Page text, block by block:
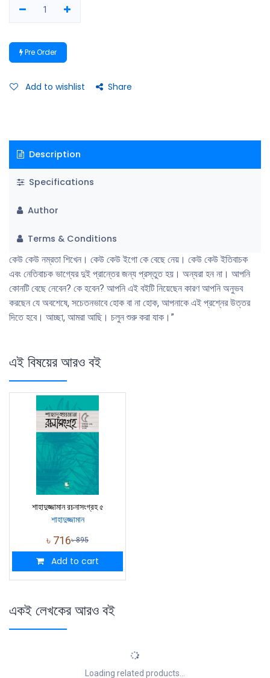
Pre Order
Add to wishlist Share
Description
Specifications
Author
Terms & Conditions
কেউ কেউ নম্রতা শিখেন। কেউ কেউ ইগো কে বেছে নেয়। কেউ কেউ ইতিবাচক
এবং নেতিবাচক ভাগ্যের দুই প্রান্তের জন্য প্রস্তুত হয়। অন্যরা হন না। আপনি
কোনটি বেছে নেবেন? কে হবেন? আপনি এই বইটি নিয়েছেন কারণ আপনি অনুভব
করছেন যে অবশেষে, সচেতনভাবে হোক বা না হোক, আপনাকে এই প্রশ্নের উত্তর
দিতে হবে। আচ্ছা, আমরা আছি। চলুন শুরু করা যাক।”
এই বিষয়ের আরও বই
শাহাদুজ্জামান রচনাসংগ্রহ ৫
শাহাদুজ্জামান
৳ 716৳895
Add to cart
একই লেখকের আরও বই
Loading related products...